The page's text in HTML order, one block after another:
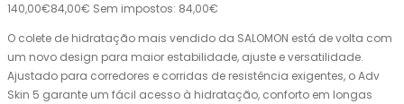
140,00€84,00€ Sem impostos: 84,00€
O colete de hidratação mais vendido da SALOMON está de volta com
um novo design para maior estabilidade, ajuste e versatilidade.
Ajustado para corredores e corridas de resistência exigentes, o Adv
Skin 5 garante um fácil acesso à hidratação, conforto em longas